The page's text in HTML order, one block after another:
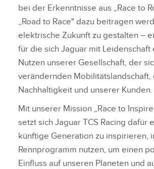
bei der Erkenntnisse aus „Race to
„Road to Race" dazu beitragen
elektrische Zukunft zu gestalten –
für die sich Jaguar mit Leidenschaft
Nutzen unserer Gesellschaft, der
verändernden Mobilitätslandschaft,
Nachhaltigkeit und unserer Kunden.
Mit unserer Mission „Race to
setzt sich Jaguar TCS Racing dafür
künftige Generation zu inspirieren,
Rennprogramm nutzen, um einen
Einfluss auf unseren Planeten und